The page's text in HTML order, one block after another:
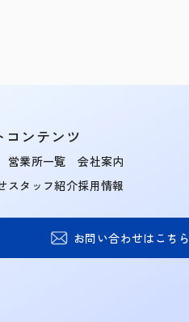
コンテンツ
営業所一覧
スタッフ紹介
会社案内
採用情報
お問い合わせはこちら